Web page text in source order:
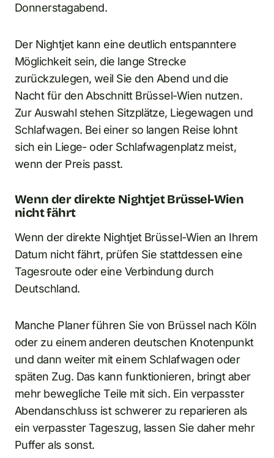
Donnerstagabend.
Der Nightjet kann eine deutlich entspanntere
Möglichkeit sein, die lange Strecke
zurückzulegen, weil Sie den Abend und die
Nacht für den Abschnitt Brüssel-Wien nutzen.
Zur Auswahl stehen Sitzplätze, Liegewagen und
Schlafwagen. Bei einer so langen Reise lohnt
sich ein Liege- oder Schlafwagenplatz meist,
wenn der Preis passt.
Wenn der direkte Nightjet Brüssel-Wien
nicht fährt
Wenn der direkte Nightjet Brüssel-Wien an Ihrem
Datum nicht fährt, prüfen Sie stattdessen eine
Tagesroute oder eine Verbindung durch
Deutschland.
Manche Planer führen Sie von Brüssel nach Köln
oder zu einem anderen deutschen Knotenpunkt
und dann weiter mit einem Schlafwagen oder
späten Zug. Das kann funktionieren, bringt aber
mehr bewegliche Teile mit sich. Ein verpasster
Abendanschluss ist schwerer zu reparieren als
ein verpasster Tageszug, lassen Sie daher mehr
Puffer als sonst.